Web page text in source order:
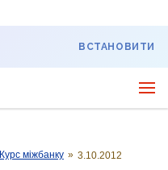
ВСТАНОВИТИ
Курс міжбанку » 3.10.2012